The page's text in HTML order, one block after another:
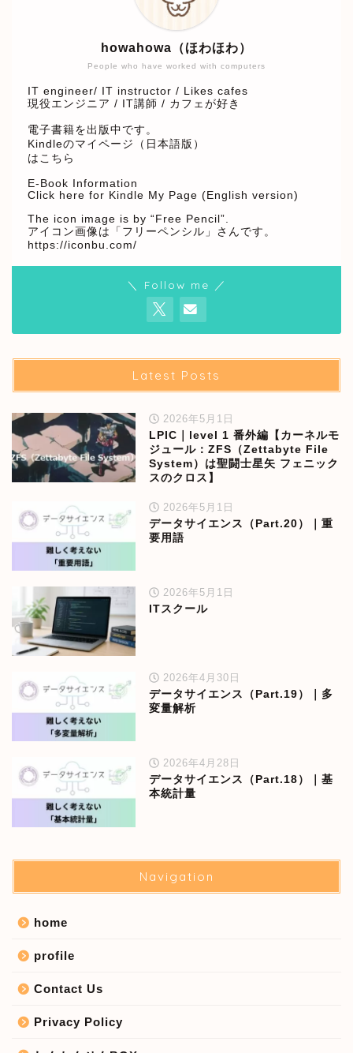
People who have worked with computers
howahowa（ほわほわ）
IT engineer/ IT instructor / Likes cafes
現役エンジニア / IT講師 / カフェが好き
電子書籍を出版中です。
Kindleのマイページ（日本語版）
はこちら
E-Book Information
Click here for Kindle My Page (English version)
The icon image is by “Free Pencil”.
アイコン画像は「フリーペンシル」さんです。
https://iconbu.com/
＼ Follow me ／
Latest Posts
2026年5月1日
LPIC｜level 1 番外編【カーネルモ
ジュール：ZFS（Zettabyte File
System）は聖闘士星矢 フェニック
スのクロス】
2026年5月1日
データサイエンス（Part.20）｜重
要用語
2026年5月1日
ITスクール
2026年4月30日
データサイエンス（Part.19）｜多
変量解析
2026年4月28日
データサイエンス（Part.18）｜基
本統計量
Navigation
home
profile
Contact Us
Privacy Policy